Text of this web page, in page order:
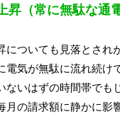
昇（常に無駄な通
についても見落とされ
電気が無駄に流れ続け
ないはずの時間帯でも
月の請求額に静かに影